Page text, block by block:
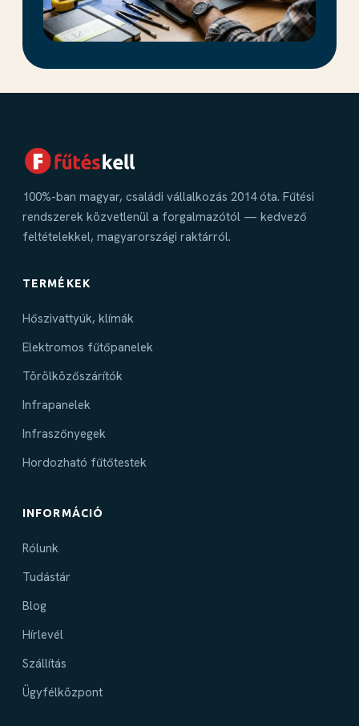
100%-ban magyar, családi vállalkozás 2014 óta. Fűtési
rendszerek közvetlenül a forgalmazótól — kedvező
feltételekkel, magyarországi raktárról.
TERMÉKEK
Hőszivattyúk, klímák
Elektromos fűtőpanelek
Törölközőszárítók
Infrapanelek
Infraszőnyegek
Hordozható fűtőtestek
INFORMÁCIÓ
Rólunk
Tudástár
Blog
Hírlevél
Szállítás
Ügyfélközpont